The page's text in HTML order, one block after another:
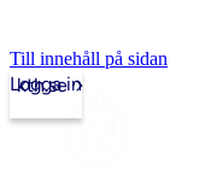
Till innehåll på sidan
kth.se
Logga in